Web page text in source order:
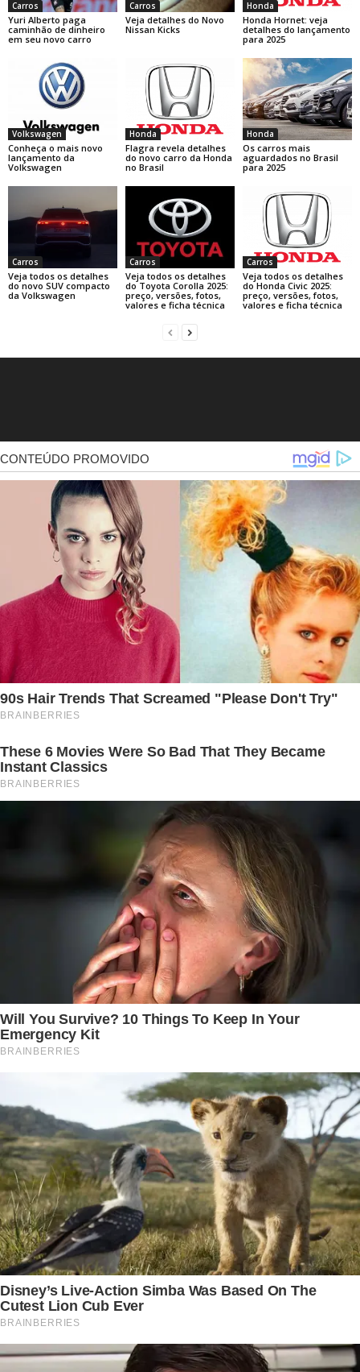
Carros
Yuri Alberto paga
caminhão de dinheiro
em seu novo carro
Carros
Veja detalhes do Novo
Nissan Kicks
Honda
Honda Hornet: veja
detalhes do lançamento
para 2025
Volkswagen
Conheça o mais novo
lançamento da
Volkswagen
Honda
Flagra revela detalhes
do novo carro da Honda
no Brasil
Honda
Os carros mais
aguardados no Brasil
para 2025
Carros
Veja todos os detalhes
do novo SUV compacto
da Volkswagen
Carros
Veja todos os detalhes
do Toyota Corolla 2025:
preço, versões, fotos,
valores e ficha técnica
Carros
Veja todos os detalhes
do Honda Civic 2025:
preço, versões, fotos,
valores e ficha técnica